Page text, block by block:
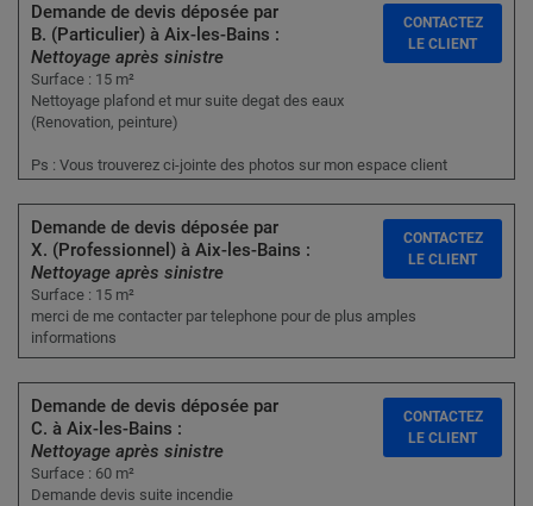
Demande de devis déposée par
B. (Particulier) à Aix-les-Bains :
Nettoyage après sinistre
Surface : 15 m²
Nettoyage plafond et mur suite degat des eaux
(Renovation, peinture)
Ps : Vous trouverez ci-jointe des photos sur mon espace client
CONTACTEZ
LE CLIENT
Demande de devis déposée par
X. (Professionnel) à Aix-les-Bains :
Nettoyage après sinistre
Surface : 15 m²
merci de me contacter par telephone pour de plus amples
informations
CONTACTEZ
LE CLIENT
Demande de devis déposée par
C. à Aix-les-Bains :
Nettoyage après sinistre
Surface : 60 m²
Demande devis suite incendie
CONTACTEZ
LE CLIENT